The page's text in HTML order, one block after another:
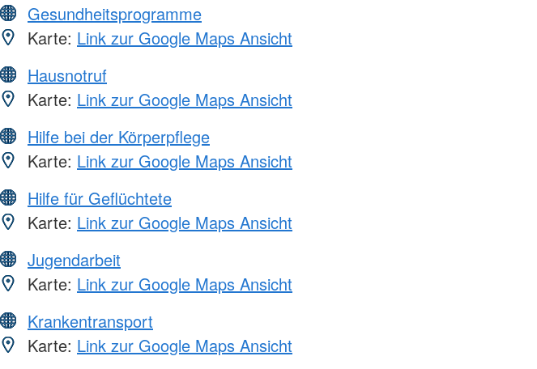
Gesundheitsprogramme
Karte: Link zur Google Maps Ansicht
Hausnotruf
Karte: Link zur Google Maps Ansicht
Hilfe bei der Körperpflege
Karte: Link zur Google Maps Ansicht
Hilfe für Geflüchtete
Karte: Link zur Google Maps Ansicht
Jugendarbeit
Karte: Link zur Google Maps Ansicht
Krankentransport
Karte: Link zur Google Maps Ansicht